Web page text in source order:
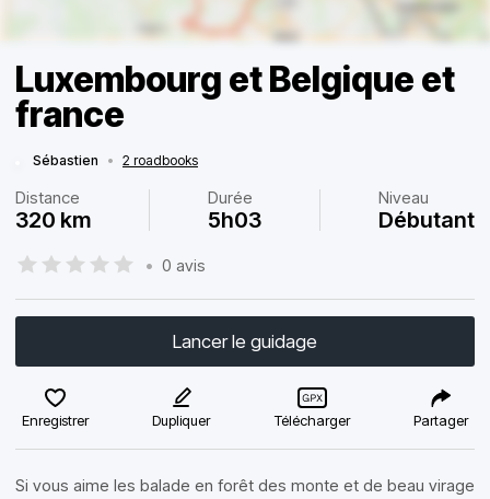
Luxembourg et Belgique et
france
Sébastien • 2 roadbooks
Distance
320 km
Durée
5h03
Niveau
Débutant
• 0 avis
Lancer le guidage
Enregistrer Dupliquer Télécharger Partager
Si vous aime les balade en forêt des monte et de beau virage